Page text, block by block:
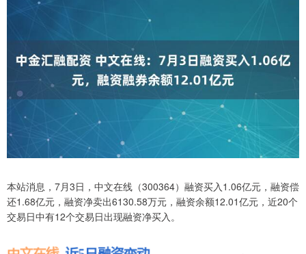
本站消息，7月3日，中文在线（300364）融资买入1.06亿元，融资偿
还1.68亿元，融资净卖出6130.58万元，融资余额12.01亿元，近20个
交易日中有12个交易日出现融资净买入。